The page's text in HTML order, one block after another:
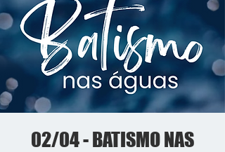
02/04 - BATISMO NAS